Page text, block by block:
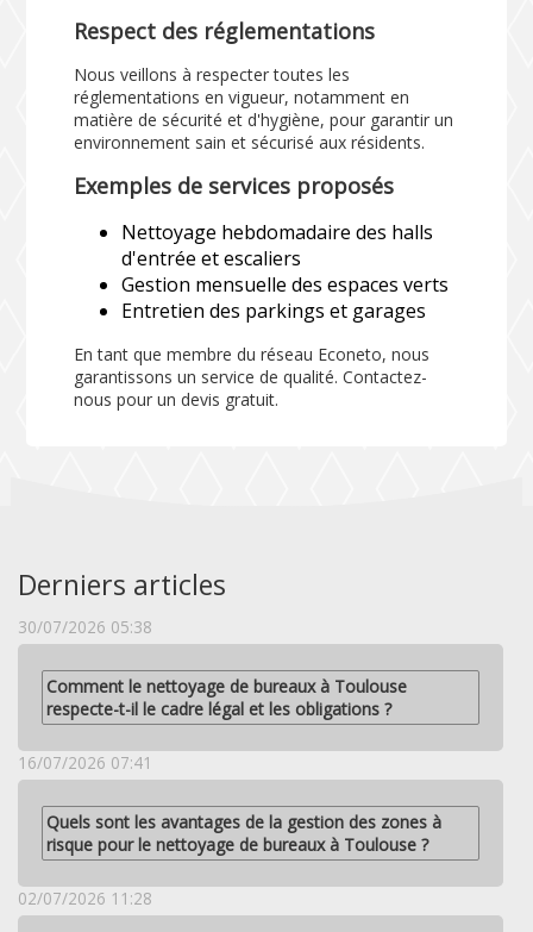
Respect des réglementations
Nous veillons à respecter toutes les
réglementations en vigueur, notamment en
matière de sécurité et d'hygiène, pour garantir un
environnement sain et sécurisé aux résidents.
Exemples de services proposés
Nettoyage hebdomadaire des halls
d'entrée et escaliers
Gestion mensuelle des espaces verts
Entretien des parkings et garages
En tant que membre du réseau Econeto, nous
garantissons un service de qualité. Contactez-
nous pour un devis gratuit.
Derniers articles
30/07/2026 05:38
Comment le nettoyage de bureaux à Toulouse
respecte-t-il le cadre légal et les obligations ?
16/07/2026 07:41
Quels sont les avantages de la gestion des zones à
risque pour le nettoyage de bureaux à Toulouse ?
02/07/2026 11:28